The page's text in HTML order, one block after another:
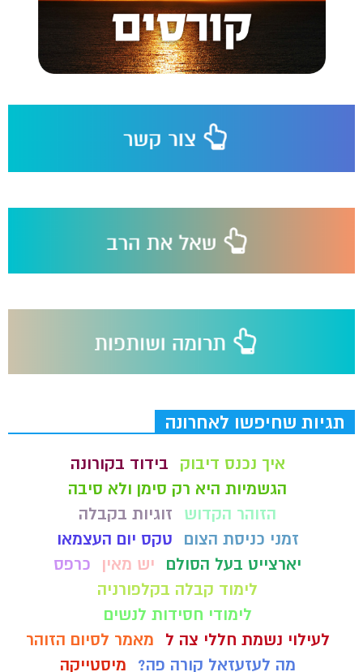
תגיות שחיפשו לאחרונה
איך נכנס דיבוק
בידוד בקורונה
הגשמיות היא רק סימן ולא סיבה
הזוהר הקדוש
זוגיות בקבלה
זמני כניסת הצום
טקס יום העצמאו
יארצייט בעל הסולם
יש מאין
כרפס
לימוד קבלה בקלפורניה
לימודי חסידות לנשים
לעילוי נשמת חללי צה ל
מאמר לסיום הזוהר
מה לעזעזאל קורה פה?
מיסטייקה